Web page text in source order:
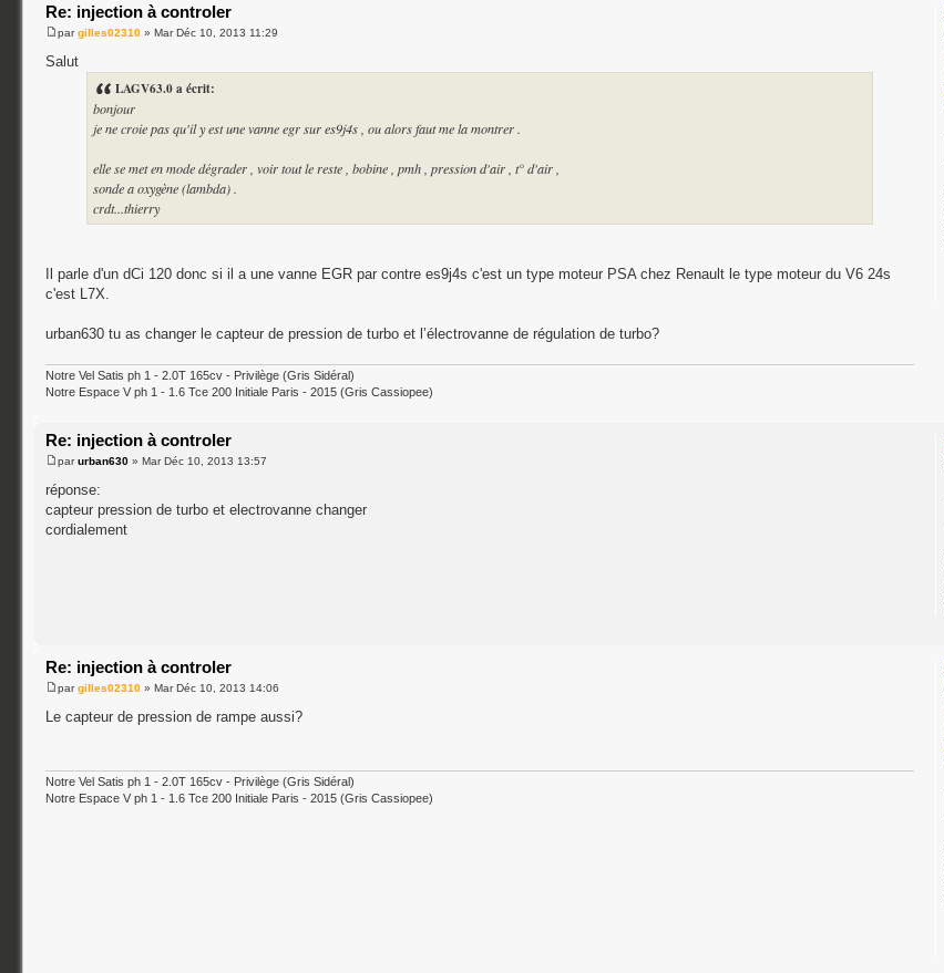
Re: injection à controler
pargilles02310 » Mar Déc 10, 2013 11:29
Salut
LAGV63.0 a écrit:
bonjour
je ne croie pas qu'il y est une vanne egr sur es9j4s , ou alors faut me la montrer .
elle se met en mode dégrader , voir tout le reste , bobine , pmh , pression d'air , t° d'air ,
sonde a oxygène (lambda) .
crdt...thierry
Il parle d'un dCi 120 donc si il a une vanne EGR par contre es9j4s c'est un type moteur PSA chez Renault le type moteur du V6 24s
c'est L7X.
urban630 tu as changer le capteur de pression de turbo et l’électrovanne de régulation de turbo?
Notre Vel Satis ph 1 - 2.0T 165cv - Privilège (Gris Sidéral)
Notre Espace V ph 1 - 1.6 Tce 200 Initiale Paris - 2015 (Gris Cassiopee)
Re: injection à controler
parurban630 » Mar Déc 10, 2013 13:57
réponse:
capteur pression de turbo et electrovanne changer
cordialement
Re: injection à controler
pargilles02310 » Mar Déc 10, 2013 14:06
Le capteur de pression de rampe aussi?
Notre Vel Satis ph 1 - 2.0T 165cv - Privilège (Gris Sidéral)
Notre Espace V ph 1 - 1.6 Tce 200 Initiale Paris - 2015 (Gris Cassiopee)